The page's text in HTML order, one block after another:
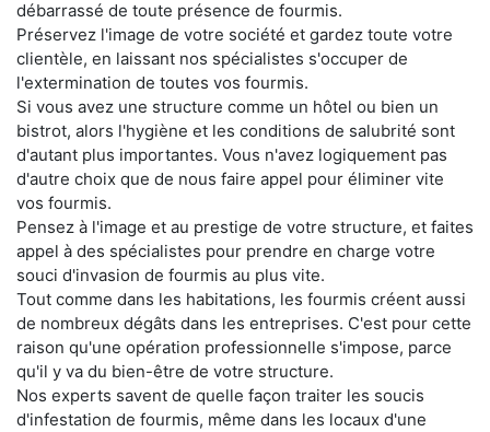
débarrassé de toute présence de fourmis.
Préservez l'image de votre société et gardez toute votre
clientèle, en laissant nos spécialistes s'occuper de
l'extermination de toutes vos fourmis.
Si vous avez une structure comme un hôtel ou bien un
bistrot, alors l'hygiène et les conditions de salubrité sont
d'autant plus importantes. Vous n'avez logiquement pas
d'autre choix que de nous faire appel pour éliminer vite
vos fourmis.
Pensez à l'image et au prestige de votre structure, et faites
appel à des spécialistes pour prendre en charge votre
souci d'invasion de fourmis au plus vite.
Tout comme dans les habitations, les fourmis créent aussi
de nombreux dégâts dans les entreprises. C'est pour cette
raison qu'une opération professionnelle s'impose, parce
qu'il y va du bien-être de votre structure.
Nos experts savent de quelle façon traiter les soucis
d'infestation de fourmis, même dans les locaux d'une